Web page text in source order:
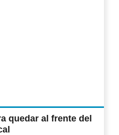
quedar al frente del